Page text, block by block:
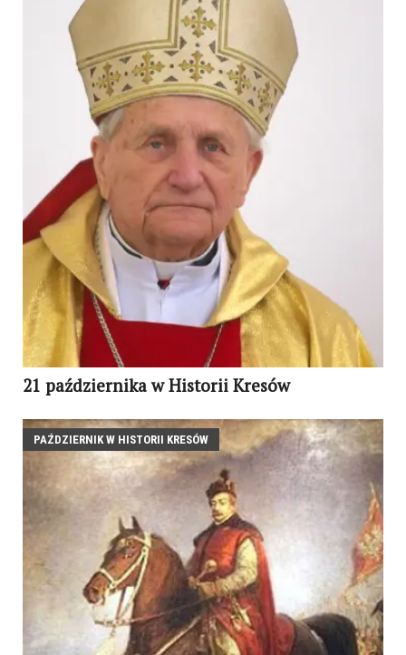
21 października w Historii Kresów
PAŹDZIERNIK W HISTORII KRESÓW